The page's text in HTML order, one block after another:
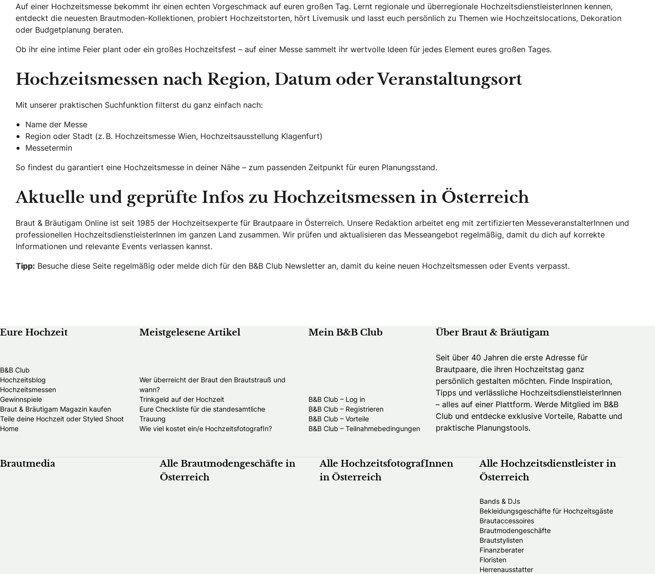
Auf einer Hochzeitsmesse bekommt ihr einen echten Vorgeschmack auf euren großen Tag. Lernt regionale und überregionale HochzeitsdienstleisterInnen kennen,
entdeckt die neuesten Brautmoden-Kollektionen, probiert Hochzeitstorten, hört Livemusik und lasst euch persönlich zu Themen wie Hochzeitslocations, Dekoration
oder Budgetplanung beraten.
Ob ihr eine intime Feier plant oder ein großes Hochzeitsfest – auf einer Messe sammelt ihr wertvolle Ideen für jedes Element eures großen Tages.
Hochzeitsmessen nach Region, Datum oder Veranstaltungsort
Mit unserer praktischen Suchfunktion filterst du ganz einfach nach:
Name der Messe
Region oder Stadt (z. B. Hochzeitsmesse Wien, Hochzeitsausstellung Klagenfurt)
Messetermin
So findest du garantiert eine Hochzeitsmesse in deiner Nähe – zum passenden Zeitpunkt für euren Planungsstand.
Aktuelle und geprüfte Infos zu Hochzeitsmessen in Österreich
Braut & Bräutigam Online ist seit 1985 der Hochzeitsexperte für Brautpaare in Österreich. Unsere Redaktion arbeitet eng mit zertifizierten MesseveranstalterInnen und
professionellen HochzeitsdienstleisterInnen im ganzen Land zusammen. Wir prüfen und aktualisieren das Messeangebot regelmäßig, damit du dich auf korrekte
Informationen und relevante Events verlassen kannst.
Tipp: Besuche diese Seite regelmäßig oder melde dich für den B&B Club Newsletter an, damit du keine neuen Hochzeitsmessen oder Events verpasst.
Eure Hochzeit
B&B Club
Hochzeitsblog
Hochzeitsmessen
Gewinnspiele
Braut & Bräutigam Magazin kaufen
Teile deine Hochzeit oder Styled Shoot
Home
Meistgelesene Artikel
Wer überreicht der Braut den Brautstrauß und
wann?
Trinkgeld auf der Hochzeit
Eure Checkliste für die standesamtliche
Trauung
Wie viel kostet ein/e HochzeitsfotografIn?
Mein B&B Club
B&B Club – Log in
B&B Club – Registrieren
B&B Club – Vorteile
B&B Club – Teilnahmebedingungen
Über Braut & Bräutigam
Seit über 40 Jahren die erste Adresse für
Brautpaare, die ihren Hochzeitstag ganz
persönlich gestalten möchten. Finde Inspiration,
Tipps und verlässliche HochzeitsdienstleisterInnen
– alles auf einer Plattform. Werde Mitglied im B&B
Club und entdecke exklusive Vorteile, Rabatte und
praktische Planungstools.
Brautmedia
Alle Brautmodengeschäfte in
Österreich
Alle HochzeitsfotografInnen
in Österreich
Alle Hochzeitsdienstleister in
Österreich
Bands & DJs
Bekleidungsgeschäfte für Hochzeitsgäste
Brautaccessoires
Brautmodengeschäfte
Brautstylisten
Finanzberater
Floristen
Herrenausstatter